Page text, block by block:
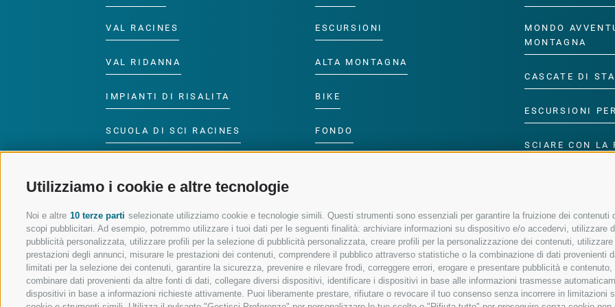
Utilizziamo i cookie e altre tecnologie
Noi e altre 10 terze parti selezionate utilizziamo cookie e tecnologie simili. Questi strumenti sono essenziali per garantire la fruizione dei
scopi pubblicitari. Ad esempio, potremmo utilizzare i tuoi dati per le seguenti finalità: archiviare informazioni su dispositivo e/o accedervi, utilizzare
pubblicità personalizzata, utilizzare profili per la selezione di pubblicità personalizzata, creare profili per la personalizzazione dei contenuti,
prestazioni degli annunci, misurare le prestazioni dei contenuti, comprendere il pubblico attraverso statistiche o la combinazione di dati
limitati per la selezione dei contenuti, garantire la sicurezza, prevenire e rilevare frodi, correggere errori, erogare e presentare pubblicità e
combinare dati provenienti da altre fonti di dati, collegare diversi dispositivi, identificare i dispositivi in base alle informazioni trasmesse
dispositivi in base a informazioni richieste attivamente. Puoi liberamente prestare, rifiutare o revocare il tuo consenso senza incorrere in
VAL RACINES
VAL RIDANNA
IMPIANTI DI RISALITA
SCUOLA DI SCI RACINES
RACINES
ESCURSIONI
ALTA MONTAGNA
BIKE
FONDO
MONDO
MONTAGNA
CASCATE DI
ESCURSIONI
SCIARE CON LA
SEGUICI SUI SOCIAL